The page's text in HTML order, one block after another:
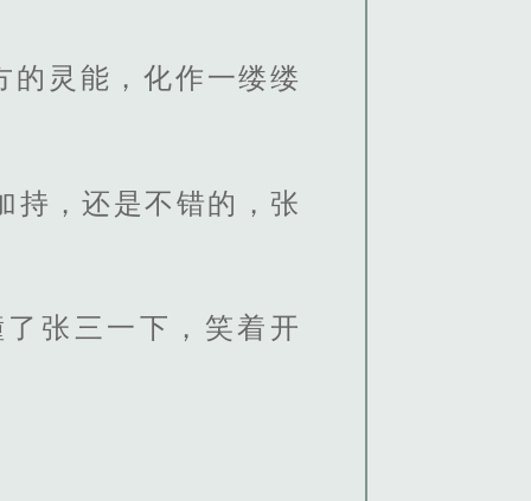
的灵能，化作一缕缕
持，还是不错的，张
张三一下，笑着开